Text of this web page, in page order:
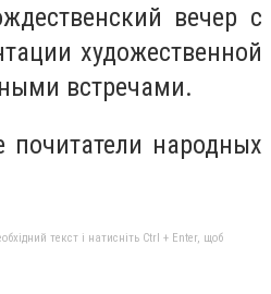
вечер с
художественной
встречами.
почитатели народных
текст і натисніть Ctrl + Enter, щоб